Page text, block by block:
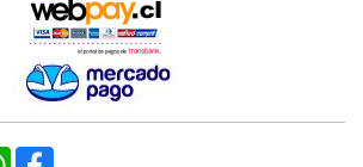
WhatsApp